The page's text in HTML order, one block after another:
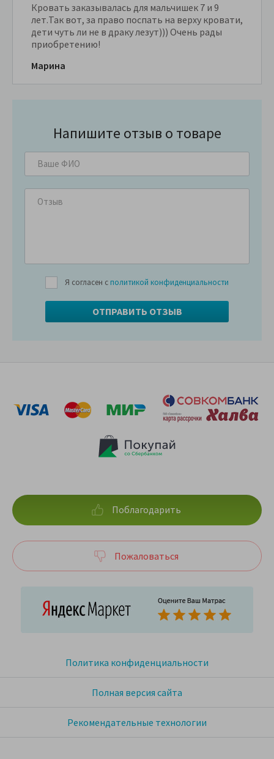
Кровать заказывалась для мальчишек 7 и 9
лет.Так вот, за право поспать на верху кровати,
дети чуть ли не в драку лезут))) Очень рады
приобретению!
Марина
Напишите отзыв о товаре
Я согласен с политикой конфиденциальности
Политика конфиденциальности
Полная версия сайта
Рекомендательные технологии
Поблагодарить
Пожаловаться